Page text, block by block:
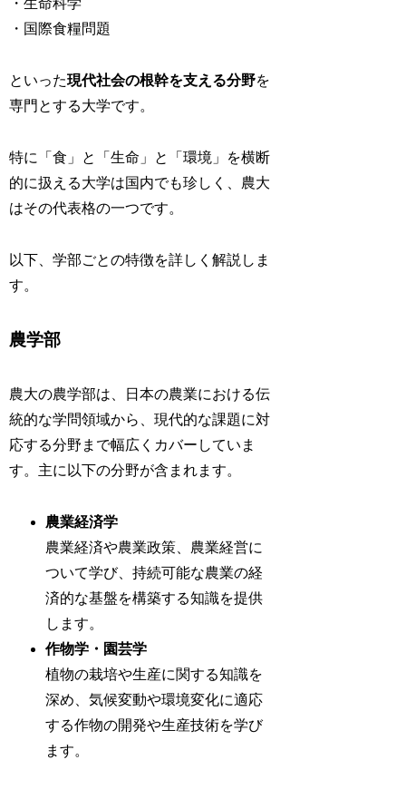
・生命科学
・国際食糧問題
といった現代社会の根幹を支える分野を
専門とする大学です。
特に「食」と「生命」と「環境」を横断
的に扱える大学は国内でも珍しく、農大
はその代表格の一つです。
以下、学部ごとの特徴を詳しく解説しま
す。
農学部
農大の農学部は、日本の農業における伝
統的な学問領域から、現代的な課題に対
応する分野まで幅広くカバーしていま
す。主に以下の分野が含まれます。
農業経済学
農業経済や農業政策、農業経営に
ついて学び、持続可能な農業の経
済的な基盤を構築する知識を提供
します。
作物学・園芸学
植物の栽培や生産に関する知識を
深め、気候変動や環境変化に適応
する作物の開発や生産技術を学び
ます。